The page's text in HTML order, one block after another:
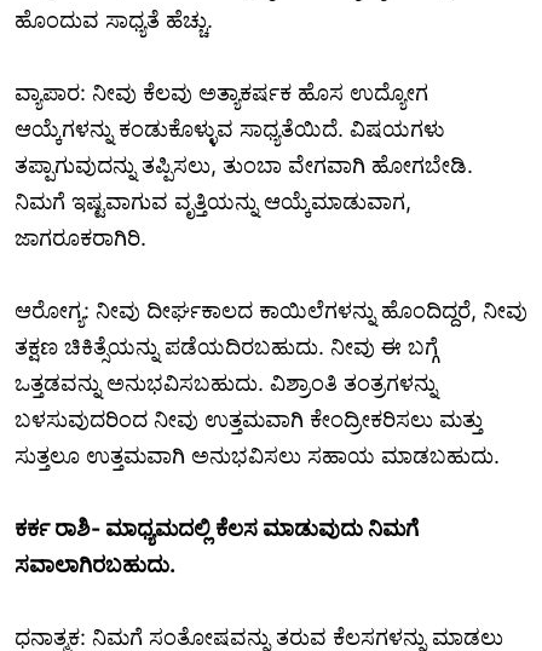
ಹೊಂದುವ ಸಾಧ್ಯತೆ ಹೆಚ್ಚು.
ವ್ಯಾಪಾರ: ನೀವು ಕೆಲವು ಅತ್ಯಾಕರ್ಷಕ ಹೊಸ ಉದ್ಯೋಗ
ಆಯ್ಕೆಗಳನ್ನು ಕಂಡುಕೊಳ್ಳುವ ಸಾಧ್ಯತೆಯಿದೆ. ವಿಷಯಗಳು
ತಪ್ಪಾಗುವುದನ್ನು ತಪ್ಪಿಸಲು, ತುಂಬಾ ವೇಗವಾಗಿ ಹೋಗಬೇಡಿ.
ನಿಮಗೆ ಇಷ್ಟವಾಗುವ ವೃತ್ತಿಯನ್ನು ಆಯ್ಕೆಮಾಡುವಾಗ,
ಜಾಗರೂಕರಾಗಿರಿ.
ಆರೋಗ್ಯ: ನೀವು ದೀರ್ಘಕಾಲದ ಕಾಯಿಲೆಗಳನ್ನು ಹೊಂದಿದ್ದರೆ, ನೀವು
ತಕ್ಷಣ ಚಿಕಿತ್ಸೆಯನ್ನು ಪಡೆಯದಿರಬಹುದು. ನೀವು ಈ ಬಗ್ಗೆ
ಒತ್ತಡವನ್ನು ಅನುಭವಿಸಬಹುದು. ವಿಶ್ರಾಂತಿ ತಂತ್ರಗಳನ್ನು
ಬಳಸುವುದರಿಂದ ನೀವು ಉತ್ತಮವಾಗಿ ಕೇಂದ್ರೀಕರಿಸಲು ಮತ್ತು
ಸುತ್ತಲೂ ಉತ್ತಮವಾಗಿ ಅನುಭವಿಸಲು ಸಹಾಯ ಮಾಡಬಹುದು.
ಕರ್ಕ ರಾಶಿ- ಮಾಧ್ಯಮದಲ್ಲಿ ಕೆಲಸ ಮಾಡುವುದು ನಿಮಗೆ
ಸವಾಲಾಗಿರಬಹುದು.
ಧನಾತ್ಮಕ: ನಿಮಗೆ ಸಂತೋಷವನ್ನು ತರುವ ಕೆಲಸಗಳನ್ನು ಮಾಡಲು